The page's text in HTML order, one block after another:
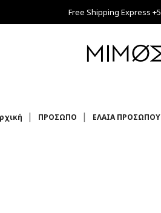
Free Shipping Express +59€
ΠΡΟΣΩΠΟ ΕΛΑΙΑ ΠΡΟΣΩΠΟΥ